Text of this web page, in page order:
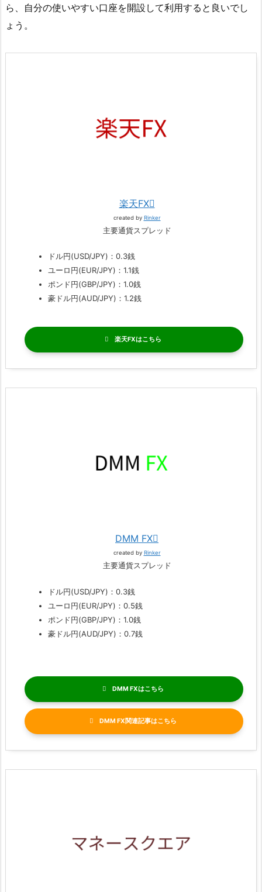
ら、自分の使いやすい口座を開設して利用すると良いでし
ょう。
楽天FX
created by Rinker
主要通貨スプレッド
ドル円(USD/JPY)：0.3銭
ユーロ円(EUR/JPY)：1.1銭
ポンド円(GBP/JPY)：1.0銭
豪ドル円(AUD/JPY)：1.2銭
楽天FX
DMM FX
created by Rinker
主要通貨スプレッド
ドル円(USD/JPY)：0.3銭
ユーロ円(EUR/JPY)：0.5銭
ポンド円(GBP/JPY)：1.0銭
豪ドル円(AUD/JPY)：0.7銭
DMM FX
DMM FX関連記事